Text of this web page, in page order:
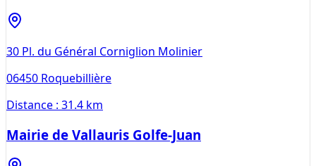
30 Pl. du Général Corniglion Molinier
06450 Roquebillière
Distance : 31.4 km
Mairie de Vallauris Golfe-Juan